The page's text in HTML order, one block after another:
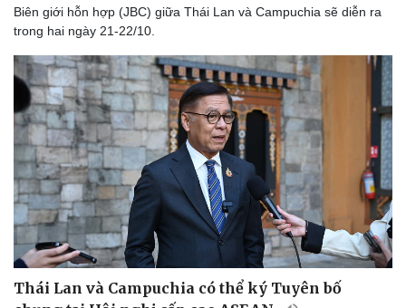
Lịch thi đấu bóng đá
Thế giới thể thao
eSports
Hậu trường
Biên giới hỗn hợp (JBC) giữa Thái Lan và Campuchia sẽ diễn ra
trong hai ngày 21-22/10.
Thái Lan và Campuchia có thể ký Tuyên bố